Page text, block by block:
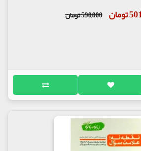
590,000 تومان